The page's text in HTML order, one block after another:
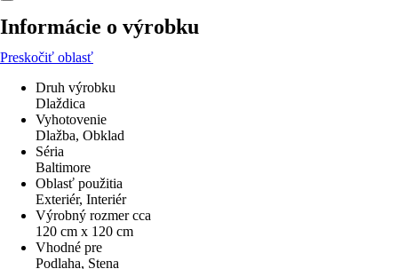
Informácie o výrobku
Preskočiť oblasť
Druh výrobku
Dlaždica
Vyhotovenie
Dlažba, Obklad
Séria
Baltimore
Oblasť použitia
Exteriér, Interiér
Výrobný rozmer cca
120 cm x 120 cm
Vhodné pre
Podlaha, Stena